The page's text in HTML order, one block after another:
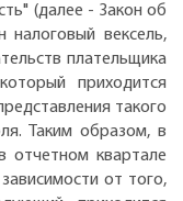
(далее - Закон об
вексель,
плательщика
приходится
такого
Таким образом, в
отчетном квартале
от того,